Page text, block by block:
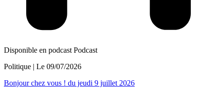
Disponible en podcast Podcast
Politique | Le 09/07/2026
Bonjour chez vous ! du jeudi 9 juillet 2026